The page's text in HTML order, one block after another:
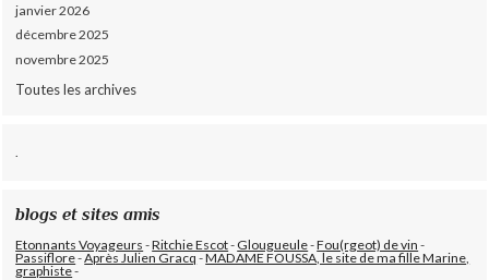
janvier 2026
décembre 2025
novembre 2025
Toutes les archives
blogs et sites amis
Etonnants Voyageurs -Ritchie Escot-Glougueule-Fou(rgeot) de vin -
Passiflore-Après Julien Gracq-MADAME FOUSSA, le site de ma fille Marine,
graphiste-